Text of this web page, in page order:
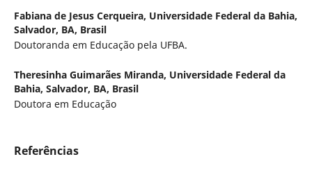
Fabiana de Jesus Cerqueira, Universidade Federal da Bahia,
Salvador, BA, Brasil
Doutoranda em Educação pela UFBA.
Theresinha Guimarães Miranda, Universidade Federal da
Bahia, Salvador, BA, Brasil
Doutora em Educação
Referências